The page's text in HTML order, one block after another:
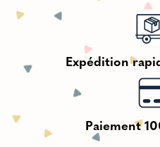
Expédition
Paiement